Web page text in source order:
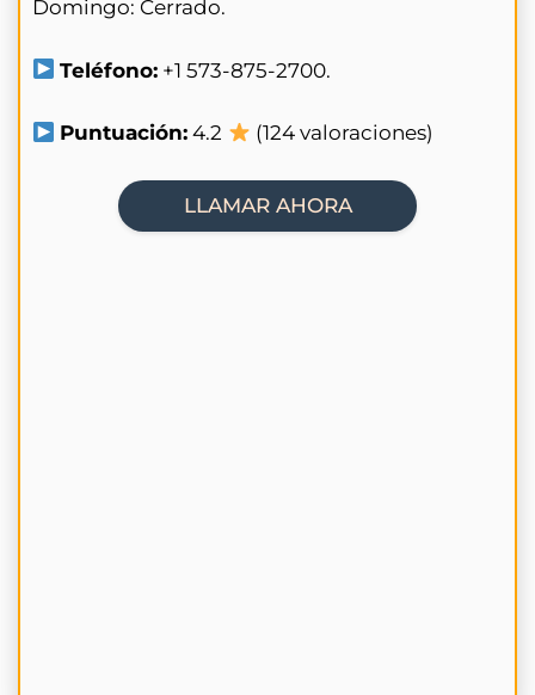
Domingo: Cerrado.
Teléfono: +1 573-875-2700.
Puntuación: 4.2 (124 valoraciones)
LLAMAR AHORA